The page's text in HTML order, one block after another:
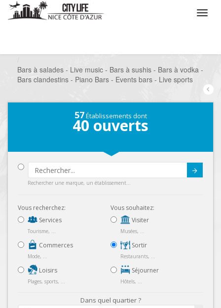
Bars à salades - Live music - Bars à sushis - Bars à vodka -
Bars clandestins - Piano Bars - Events bars - Live sports
57Établissements dont
40 ouverts
Rechercher une marque, un établissement...
Vous recherchez:
Services
Tourisme, ...
Commerces
Mode, ...
Loisirs
Plages, sports, ...
Vous souhaitez:
Visiter
Musées, ...
Sortir
Restaurants, ...
Séjourner
Hôtels, ...
Dans quel quartier ?